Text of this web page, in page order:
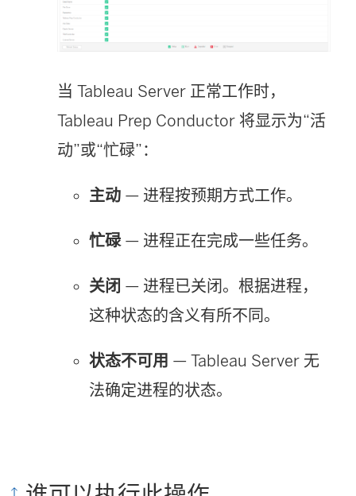
当 Tableau Server 正常工作时，
Tableau Prep Conductor 将显示为“活
动”或“忙碌”：
主动 — 进程按预期方式工作。
忙碌 — 进程正在完成一些任务。
关闭 — 进程已关闭。根据进程，
这种状态的含义有所不同。
状态不可用 — Tableau Server 无
法确定进程的状态。